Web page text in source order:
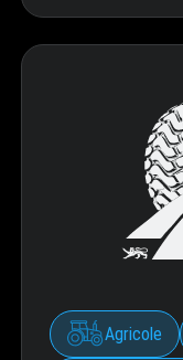
Agricole